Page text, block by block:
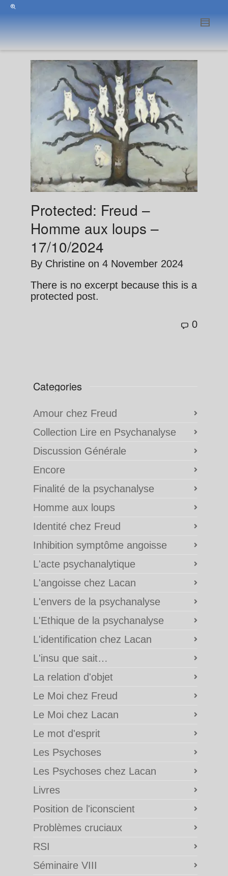
Protected: Freud –
Homme aux loups –
17/10/2024
By Christine on 4 November 2024
There is no excerpt because this is a
protected post.
0
Categories
Amour chez Freud
Collection Lire en Psychanalyse
Discussion Générale
Encore
Finalité de la psychanalyse
Homme aux loups
Identité chez Freud
Inhibition symptôme angoisse
L'acte psychanalytique
L'angoisse chez Lacan
L'envers de la psychanalyse
L'Ethique de la psychanalyse
L'identification chez Lacan
L'insu que sait…
La relation d'objet
Le Moi chez Freud
Le Moi chez Lacan
Le mot d'esprit
Les Psychoses
Les Psychoses chez Lacan
Livres
Position de l'iconscient
Problèmes cruciaux
RSI
Séminaire VIII